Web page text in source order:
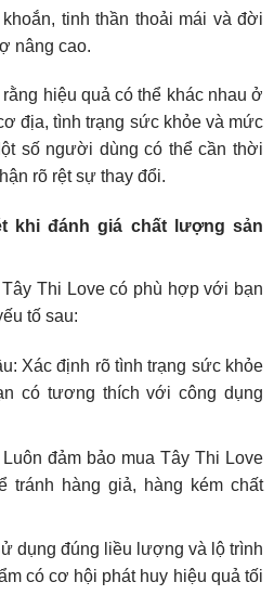
tinh thần thoải mái và đời
nâng cao.
hiệu quả có thể khác nhau ở
địa, tình trạng sức khỏe và mức
số người dùng có thể cần thời
rõ rệt sự thay đổi.
khi đánh giá chất lượng sản
Thi Love có phù hợp với bạn
tố sau:
Xác định rõ tình trạng sức khỏe
có tương thích với công dụng
đảm bảo mua Tây Thi Love
tránh hàng giả, hàng kém chất
dụng đúng liều lượng và lộ trình
có cơ hội phát huy hiệu quả tối